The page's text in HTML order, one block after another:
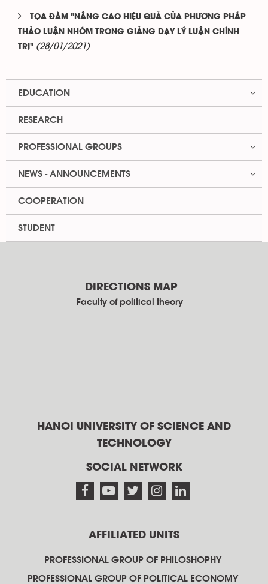
TỌA ĐÀM "NÂNG CAO HIỆU QUẢ CỦA PHƯƠNG PHÁP
THẢO LUẬN NHÓM TRONG GIẢNG DẠY LÝ LUẬN CHÍNH
TRỊ" (28/01/2021)
EDUCATION
RESEARCH
PROFESSIONAL GROUPS
NEWS - ANNOUNCEMENTS
COOPERATION
STUDENT
DIRECTIONS MAP
Faculty of political theory
HANOI UNIVERSITY OF SCIENCE AND
TECHNOLOGY
SOCIAL NETWORK
AFFILIATED UNITS
PROFESSIONAL GROUP OF PHILOSHOPHY
PROFESSIONAL GROUP OF POLITICAL ECONOMY